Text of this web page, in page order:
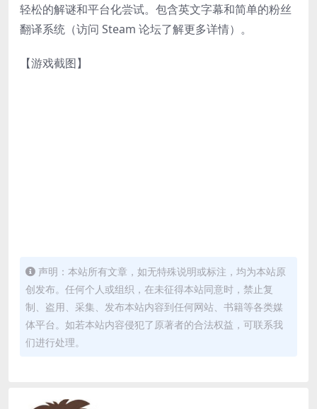
轻松的解谜和平台化尝试。包含英文字幕和简单的粉丝
翻译系统（访问 Steam 论坛了解更多详情）。
【游戏截图】
声明：本站所有文章，如无特殊说明或标注，均为本站原
创发布。任何个人或组织，在未征得本站同意时，禁止复
制、盗用、采集、发布本站内容到任何网站、书籍等各类媒
体平台。如若本站内容侵犯了原著者的合法权益，可联系我
们进行处理。